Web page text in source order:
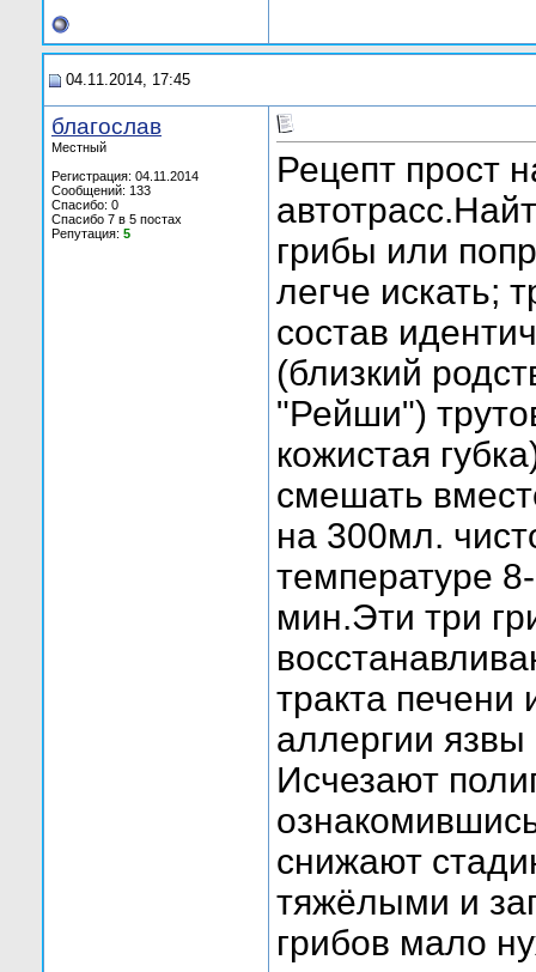
04.11.2014, 17:45
благослав
Местный
Регистрация: 04.11.2014
Сообщений: 133
Спасибо: 0
Спасибо 7 в 5 постах
Репутация: 5
Рецепт прост
грибы или
легче искать;
состав
(близкий
"Рейши")
кожистая
смешать
на 300мл.
температуре
мин.Эти три
тракта печени
аллергии
Исчезают
снижают
тяжёлыми и
грибов мало